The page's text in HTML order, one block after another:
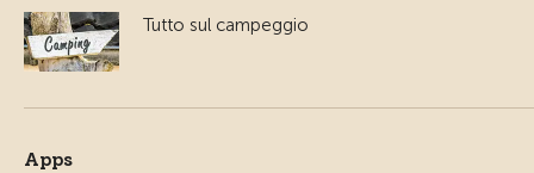
Tutto sul campeggio
Apps